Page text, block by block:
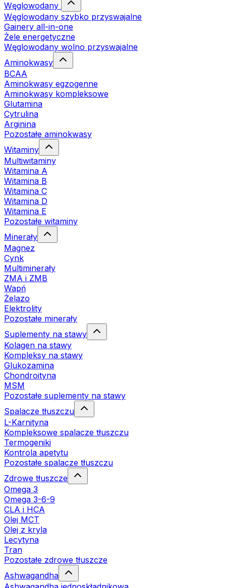
Węglowodany
Węglowodany szybko przyswajalne
Gainery all-in-one
Żele energetyczne
Węglowodany wolno przyswajalne
Aminokwasy
BCAA
Aminokwasy egzogenne
Aminokwasy kompleksowe
Glutamina
Cytrulina
Arginina
Pozostałe aminokwasy
Witaminy
Multiwitaminy
Witamina A
Witamina B
Witamina C
Witamina D
Witamina E
Pozostałe witaminy
Minerały
Magnez
Cynk
Multiminerały
ZMA i ZMB
Wapń
Żelazo
Elektrolity
Pozostałe minerały
Suplementy na stawy
Kolagen na stawy
Kompleksy na stawy
Glukozamina
Chondroityna
MSM
Pozostałe suplementy na stawy
Spalacze tłuszczu
L-Karnityna
Kompleksowe spalacze tłuszczu
Termogeniki
Kontrola apetytu
Pozostałe spalacze tłuszczu
Zdrowe tłuszcze
Omega 3
Omega 3-6-9
CLA i HCA
Olej MCT
Olej z kryla
Lecytyna
Tran
Pozostałe zdrowe tłuszcze
Ashwagandha